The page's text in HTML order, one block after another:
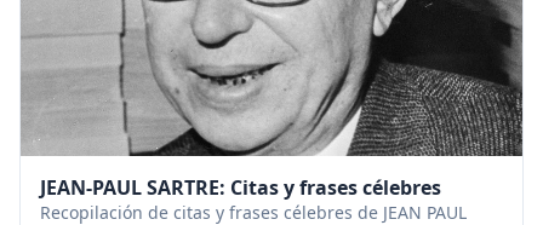
JEAN-PAUL SARTRE: Citas y frases célebres
Recopilación de citas y frases célebres de JEAN PAUL